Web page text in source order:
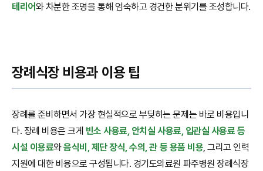
테리어와 차분한 조명을 통해 엄숙하고 경건한 분위기를 조성합니다.
장례식장 비용과 이용 팁
장례를 준비하면서 가장 현실적으로 부딪히는 문제는 바로 비용입니
다. 장례 비용은 크게 빈소 사용료, 안치실 사용료, 입관실 사용료 등
시설 이용료와음식비, 제단 장식, 수의, 관 등 용품 비용, 그리고 인력
지원에 대한 비용으로 구성됩니다. 경기도의료원 파주병원 장례식장